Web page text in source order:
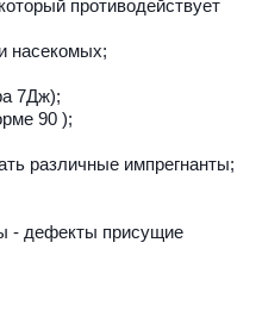
противодействует
насекомых;
7Дж);
90 );
различные импрегнанты;
- дефекты присущие